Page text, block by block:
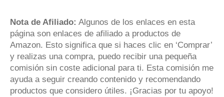
Nota de Afiliado: Algunos de los enlaces en esta
página son enlaces de afiliado a productos de
Amazon. Esto significa que si haces clic en ‘Comprar’
y realizas una compra, puedo recibir una pequeña
comisión sin coste adicional para ti. Esta comisión me
ayuda a seguir creando contenido y recomendando
productos que considero útiles. ¡Gracias por tu apoyo!